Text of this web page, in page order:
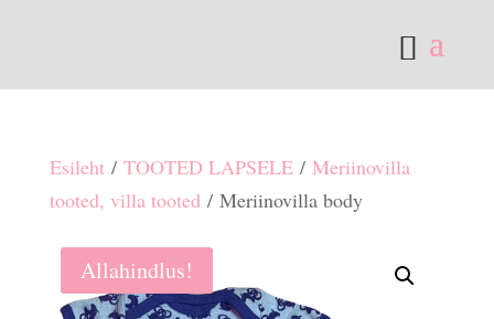
Esileht/ TOOTED LAPSELE/ Meriinovilla
tooted, villa tooted/ Meriinovilla body
Allahindlus!